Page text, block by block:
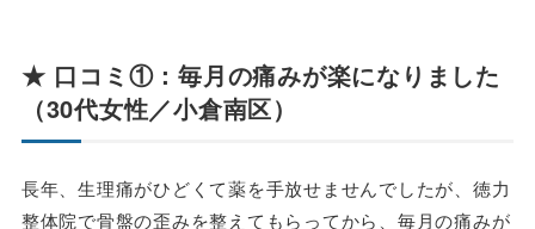
★ 口コミ①：毎月の痛みが楽になりました
（30代女性／小倉南区）
長年、生理痛がひどくて薬を手放せませんでしたが、徳力
整体院で骨盤の歪みを整えてもらってから、毎月の痛みが